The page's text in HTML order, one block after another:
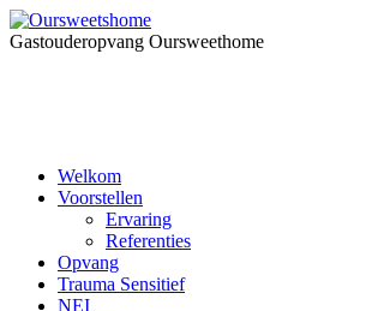
Gastouderopvang Oursweethome
Welkom
Voorstellen
Ervaring
Referenties
Opvang
Trauma Sensitief
NEI